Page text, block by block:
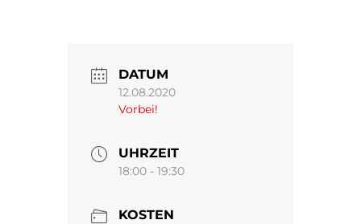
DATUM
12.08.2020
Vorbei!
UHRZEIT
18:00 - 19:30
KOSTEN